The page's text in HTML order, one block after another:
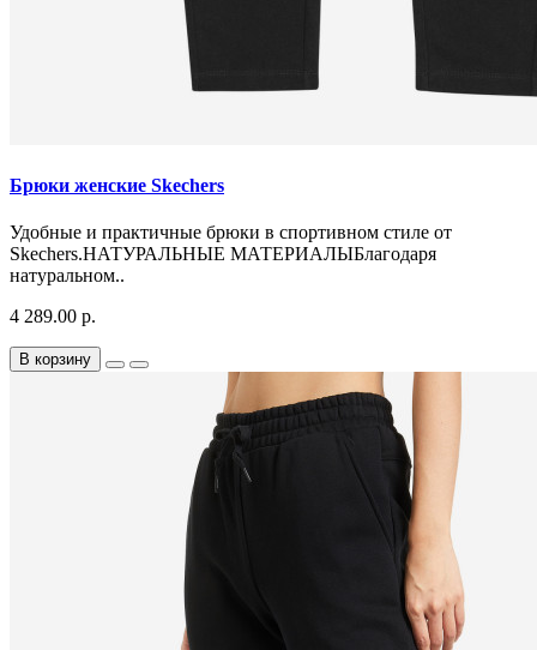
Брюки женские Skechers
Удобные и практичные брюки в спортивном стиле от
Skechers.НАТУРАЛЬНЫЕ МАТЕРИАЛЫБлагодаря
натуральном..
4 289.00 р.
В корзину